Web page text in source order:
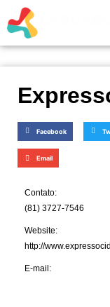
Facebook
Email
Contato:
(81) 3727-7546
Website:
http://
E-mail: